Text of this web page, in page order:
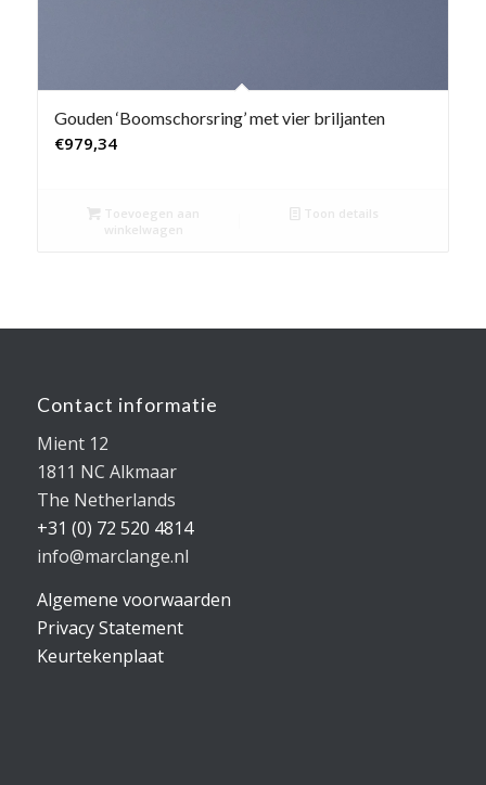
Gouden ‘Boomschorsring’ met vier briljanten
€979,34
Toevoegen aan
winkelwagen
Toon details
Contact informatie
Mient 12
1811 NC Alkmaar
The Netherlands
+31 (0) 72 520 4814
info@marclange.nl
Algemene voorwaarden
Privacy Statement
Keurtekenplaat